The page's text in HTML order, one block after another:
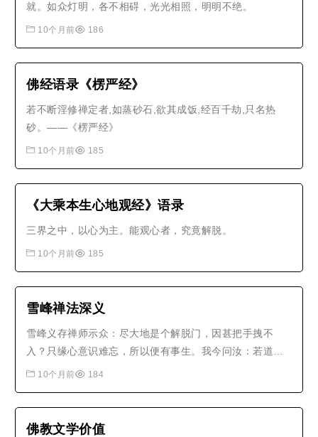
就。如众灯明，各不相碍，光光相照，明明不绝。
10个月前 186
佛经语录《楞严经》
若不断淫修禅定者,如蒸砂石,欲其成饭,经百千劫,只名热
砂。——《楞严经》
10个月前 185
《大乘本生心地观经》语录
三界之中，以心为主。能观心者，究竟解脱。
10个月前 185
雪峰禅法深义
雪峰义存禅师示众：尽大地是个解脱门，因甚把手拽不
入？只缘心意识难忘，所以便有事生。我今问汝：若道无
事，又是相埋没；若道有事，又违于本志。作么生道得相
不会。其僧豁然有省。..
10个月前 184
佛教文学价值